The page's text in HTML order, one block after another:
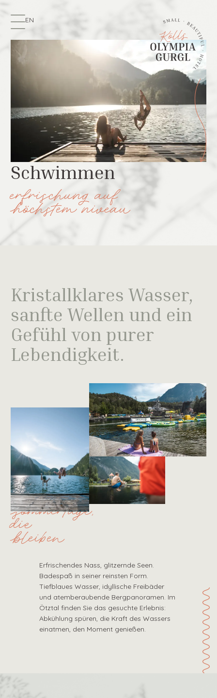
EN
Schwimmen
erfrischung auf
höchstem niveau
Kristallklares Wasser,
sanfte Wellen und ein
Gefühl von purer
Lebendigkeit.
sommertage,
die
bleiben
Erfrischendes Nass, glitzernde Seen.
Badespaß in seiner reinsten Form.
Tiefblaues Wasser, idyllische Freibäder
und atemberaubende Bergpanoramen. Im
Ötztal finden Sie das gesuchte Erlebnis:
Abkühlung spüren, die Kraft des Wassers
einatmen, den Moment genießen.